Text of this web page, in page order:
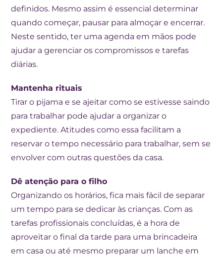
definidos. Mesmo assim é essencial determinar
quando começar, pausar para almoçar e encerrar.
Neste sentido, ter uma agenda em mãos pode
ajudar a gerenciar os compromissos e tarefas
diárias.
Mantenha rituais
Tirar o pijama e se ajeitar como se estivesse saindo
para trabalhar pode ajudar a organizar o
expediente. Atitudes como essa facilitam a
reservar o tempo necessário para trabalhar, sem se
envolver com outras questões da casa.
Dê atenção para o filho
Organizando os horários, fica mais fácil de separar
um tempo para se dedicar às crianças. Com as
tarefas profissionais concluídas, é a hora de
aproveitar o final da tarde para uma brincadeira
em casa ou até mesmo preparar um lanche em